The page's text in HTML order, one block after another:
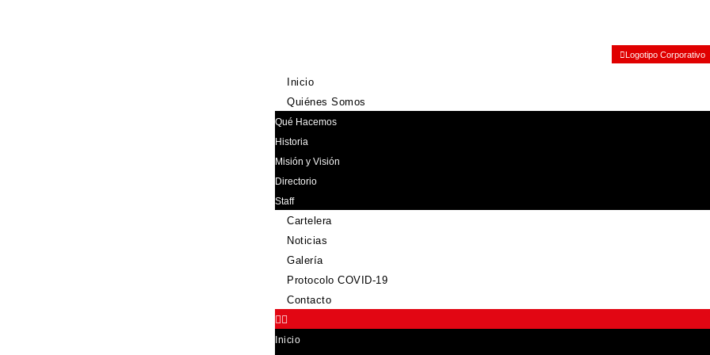
Logotipo Corporativo
Inicio
Quiénes Somos
Qué Hacemos
Historia
Misión y Visión
Directorio
Staff
Cartelera
Noticias
Galería
Protocolo COVID-19
Contacto
Inicio